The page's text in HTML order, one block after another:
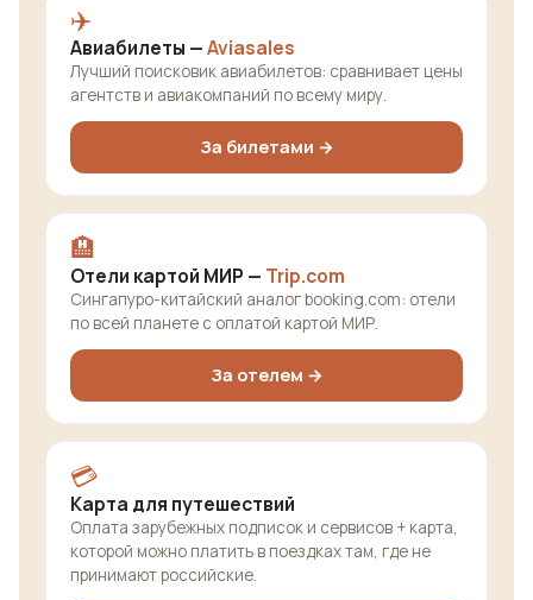
✈️
Авиабилеты —Aviasales
Лучший поисковик авиабилетов: сравнивает цены
агентств и авиакомпаний по всему миру.
За билетами →
🏨
Отели картой МИР — Trip.com
Сингапуро-китайский аналог booking.com: отели
по всей планете с оплатой картой МИР.
За отелем →
💳
Карта для путешествий
Оплата зарубежных подписок и сервисов + карта,
которой можно платить в поездках там, где не
принимают российские.